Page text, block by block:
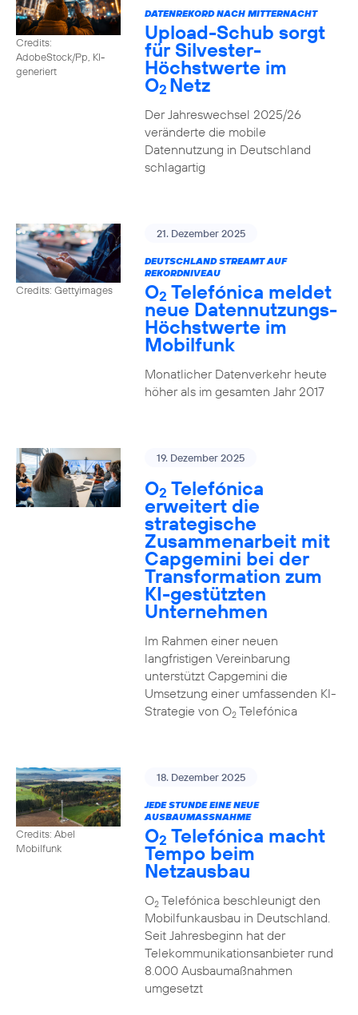
Credits:
AdobeStock/Pp, KI-
generiert
DATENREKORD NACH MITTERNACHT
Upload-Schub sorgt
für Silvester-
Höchstwerte im
O2 Netz
Der Jahreswechsel 2025/26
veränderte die mobile
Datennutzung in Deutschland
schlagartig
Credits: Gettyimages
21. Dezember 2025
DEUTSCHLAND STREAMT AUF
REKORDNIVEAU
O2 Telefónica meldet
neue Datennutzungs-
Höchstwerte im
Mobilfunk
Monatlicher Datenverkehr heute
höher als im gesamten Jahr 2017
19. Dezember 2025
O2 Telefónica
erweitert die
strategische
Zusammenarbeit mit
Capgemini bei der
Transformation zum
KI-gestützten
Unternehmen
Im Rahmen einer neuen
langfristigen Vereinbarung
unterstützt Capgemini die
Umsetzung einer umfassenden KI-
Strategie von O2Telefónica
Credits: Abel
Mobilfunk
18. Dezember 2025
JEDE STUNDE EINE NEUE
AUSBAUMASSNAHME
O2 Telefónica macht
Tempo beim
Netzausbau
O2Telefónica beschleunigt den
Mobilfunkausbau in Deutschland.
Seit Jahresbeginn hat der
Telekommunikationsanbieter rund
8.000 Ausbaumaßnahmen
umgesetzt